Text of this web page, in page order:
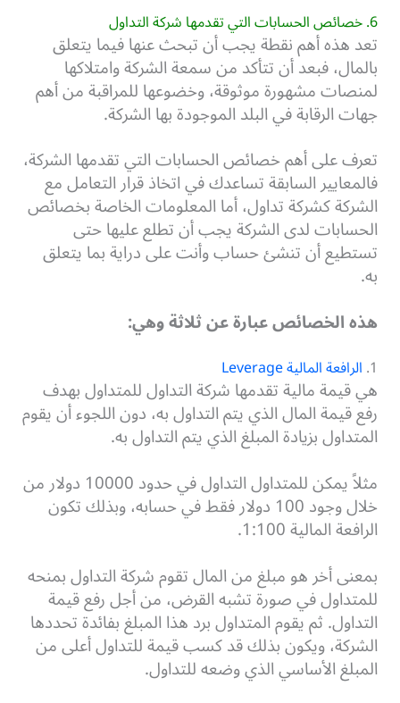
6. خصائص الحسابات التي تقدمها شركة التداول
تعد هذه أهم نقطة يجب أن تبحث عنها فيما يتعلق
بالمال، فبعد أن تتأكد من سمعة الشركة وامتلاكها
لمنصات مشهورة موثوقة، وخضوعها للمراقبة من أهم
جهات الرقابة في البلد الموجودة بها الشركة.
تعرف على أهم خصائص الحسابات التي تقدمها الشركة،
فالمعايير السابقة تساعدك في اتخاذ قرار التعامل مع
الشركة كشركة تداول، أما المعلومات الخاصة بخصائص
الحسابات لدى الشركة يجب أن تطلع عليها حتى
تستطيع أن تنشئ حساب وأنت على دراية بما يتعلق
به.
هذه الخصائص عبارة عن ثلاثة وهي:
1. الرافعة المالية Leverage
هي قيمة مالية تقدمها شركة التداول للمتداول بهدف
رفع قيمة المال الذي يتم التداول به، دون اللجوء أن يقوم
المتداول بزيادة المبلغ الذي يتم التداول به.
مثلاً يمكن للمتداول التداول في حدود 10000 دولار من
خلال وجود 100 دولار فقط في حسابه، وبذلك تكون
الرافعة المالية 1:100.
بمعنى أخر هو مبلغ من المال تقوم شركة التداول بمنحه
للمتداول في صورة تشبه القرض، من أجل رفع قيمة
التداول. ثم يقوم المتداول برد هذا المبلغ بفائدة تحددها
الشركة، ويكون بذلك قد كسب قيمة للتداول أعلى من
المبلغ الأساسي الذي وضعه للتداول.